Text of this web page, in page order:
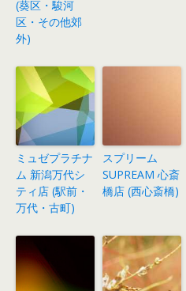
(葵区・駿河
区・その他郊
外)
ミュゼプラチナ
ム 新潟万代シ
ティ店 (駅前・
万代・古町)
スプリーム
SUPREAM 心斎
橋店 (西心斎橋)